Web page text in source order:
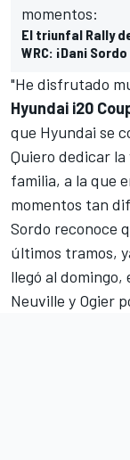
momentos:
El triunfal Rally
WRC: ¡Dani
"He disfrutado
Hyundai i20
que Hyundai se
Quiero dedicar
familia, a la que
momentos tan
Sordo reconoce
últimos tramos,
llegó al
Neuville y Ogier